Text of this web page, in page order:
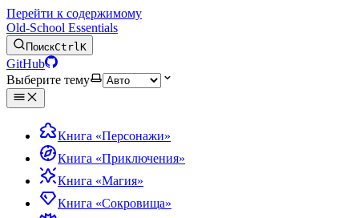
Перейти к содержимому
Old-School Essentials
ПоискCtrlK
GitHub
Выберите тему
Книга «Персонажи»
Книга «Приключения»
Книга «Магия»
Книга «Сокровища»